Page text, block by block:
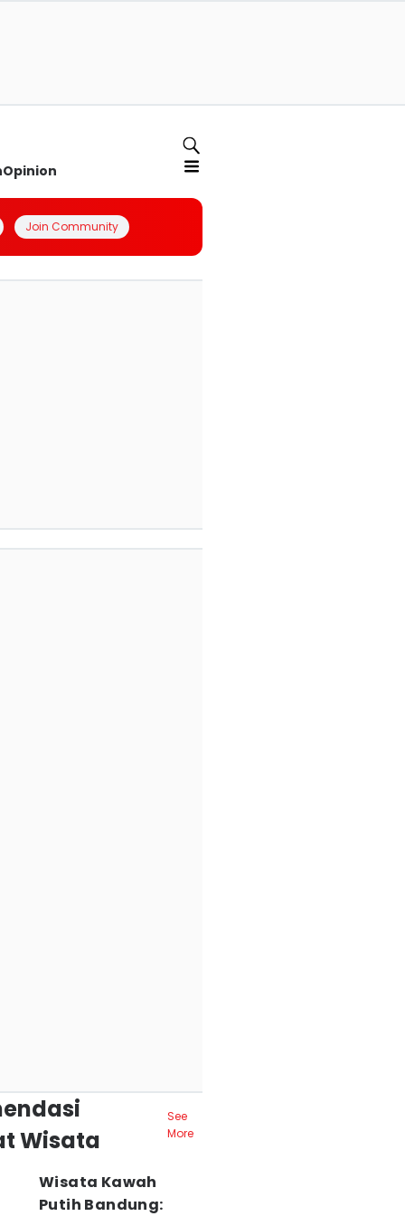
Opinion
Join Community
Wisata
See
More
Wisata Kawah
Putih Bandung: